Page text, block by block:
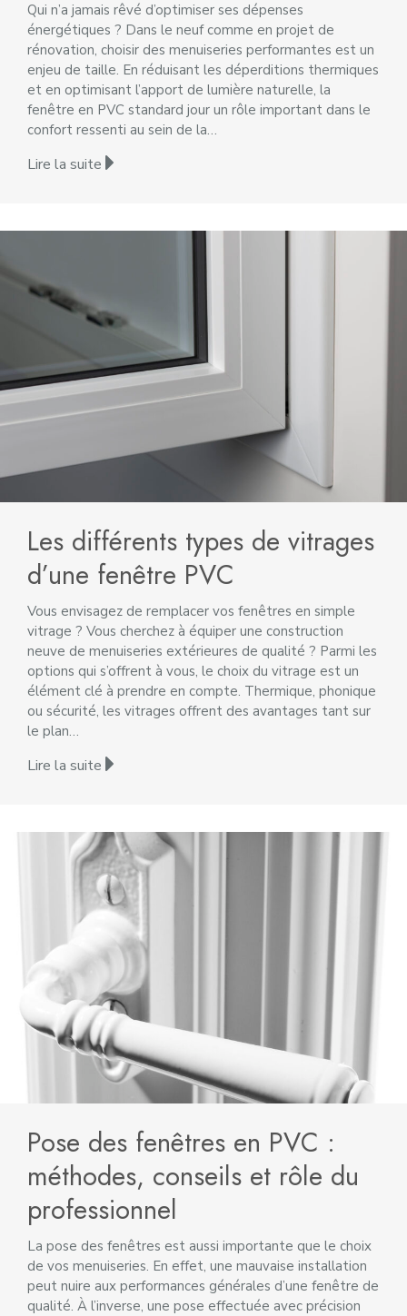
Qui n’a jamais rêvé d’optimiser ses dépenses
énergétiques ? Dans le neuf comme en projet de
rénovation, choisir des menuiseries performantes est un
enjeu de taille. En réduisant les déperditions thermiques
et en optimisant l’apport de lumière naturelle, la
fenêtre en PVC standard jour un rôle important dans le
confort ressenti au sein de la…
Lire la suite
Les différents types de vitrages
d’une fenêtre PVC
Vous envisagez de remplacer vos fenêtres en simple
vitrage ? Vous cherchez à équiper une construction
neuve de menuiseries extérieures de qualité ? Parmi les
options qui s’offrent à vous, le choix du vitrage est un
élément clé à prendre en compte. Thermique, phonique
ou sécurité, les vitrages offrent des avantages tant sur
le plan…
Lire la suite
Pose des fenêtres en PVC :
méthodes, conseils et rôle du
professionnel
La pose des fenêtres est aussi importante que le choix
de vos menuiseries. En effet, une mauvaise installation
peut nuire aux performances générales d’une fenêtre de
qualité. À l’inverse, une pose effectuée avec précision